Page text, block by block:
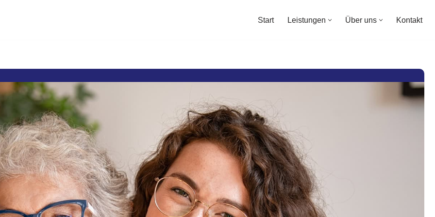
Start Leistungen Über uns Kontakt